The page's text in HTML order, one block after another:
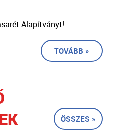
Alapítványt!
TOVÁBB »
ÖSSZES »